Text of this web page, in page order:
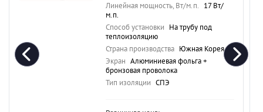
Линейная мощность, Вт/м.п. 17 Вт/
м.п.
Способ установки На трубу под
теплоизоляцию
Страна производства Южная Корея
Экран Алюминиевая фольга +
бронзовая проволока
Тип изоляции СПЭ